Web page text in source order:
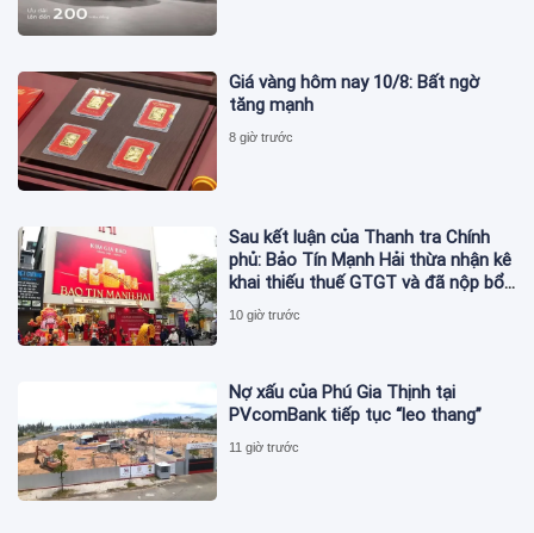
Giá vàng hôm nay 10/8: Bất ngờ
tăng mạnh
8 giờ trước
Sau kết luận của Thanh tra Chính
phủ: Bảo Tín Mạnh Hải thừa nhận kê
khai thiếu thuế GTGT và đã nộp bổ
sung
10 giờ trước
Nợ xấu của Phú Gia Thịnh tại
PVcomBank tiếp tục “leo thang”
11 giờ trước